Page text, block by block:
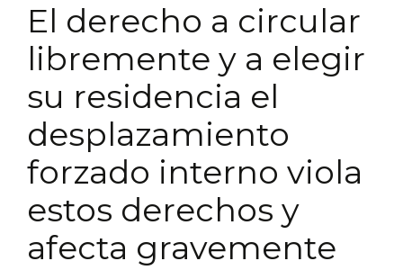
El derecho a circular
libremente y a elegir
su residencia el
desplazamiento
forzado interno viola
estos derechos y
afecta gravemente